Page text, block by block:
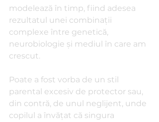
modelează în timp, fiind adesea
rezultatul unei combinații
complexe între genetică,
neurobiologie și mediul în care am
crescut.
Poate a fost vorba de un stil
parental excesiv de protector sau,
din contră, de unul neglijent, unde
copilul a învățat că singura